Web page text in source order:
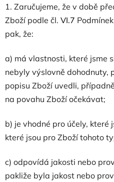
1. Zaručujeme, že v době
Zboží podle čl. VI.7
pak, že:
a) má vlastnosti, které jsme
nebyly výslovně dohodnuty,
popisu Zboží uvedli,
na povahu Zboží očekávat;
b) je vhodné pro účely, které
které jsou pro Zboží tohoto
c) odpovídá jakosti nebo
pakliže byla jakost nebo